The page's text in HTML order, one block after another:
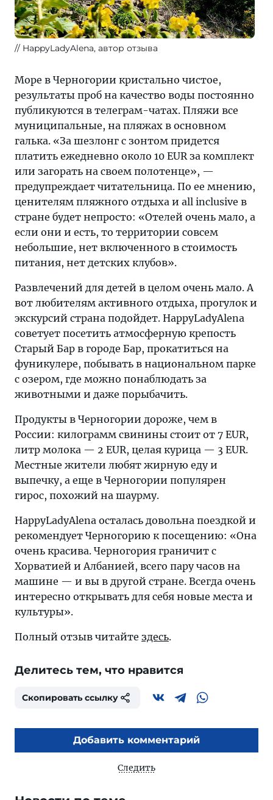
HappyLadyAlena, автор отзыва
Море в Черногории кристально чистое,
результаты проб на качество воды постоянно
публикуются в телеграм-чатах. Пляжи все
муниципальные, на пляжах в основном
галька. «За шезлонг с зонтом придется
платить ежедневно около 10 EUR за комплект
или загорать на своем полотенце», —
предупреждает читательница. По ее мнению,
ценителям пляжного отдыха и all inclusive в
стране будет непросто: «Отелей очень мало, а
если они и есть, то территории совсем
небольшие, нет включенного в стоимость
питания, нет детских клубов».
Развлечений для детей в целом очень мало. А
вот любителям активного отдыха, прогулок и
экскурсий страна подойдет. HappyLadyAlena
советует посетить атмосферную крепость
Старый Бар в городе Бар, прокатиться на
фуникулере, побывать в национальном парке
с озером, где можно понаблюдать за
животными и даже порыбачить.
Продукты в Черногории дороже, чем в
России: килограмм свинины стоит от 7 EUR,
литр молока — 2 EUR, целая курица — 3 EUR.
Местные жители любят жирную еду и
выпечку, а еще в Черногории популярен
гирос, похожий на шаурму.
HappyLadyAlena осталась довольна поездкой и
рекомендует Черногорию к посещению: «Она
очень красива. Черногория граничит с
Хорватией и Албанией, всего пару часов на
машине — и вы в другой стране. Всегда очень
интересно открывать для себя новые места и
культуры».
Полный отзыв читайте здесь.
Делитесь тем, что нравится
Скопировать ссылку
Добавить комментарий
Следить